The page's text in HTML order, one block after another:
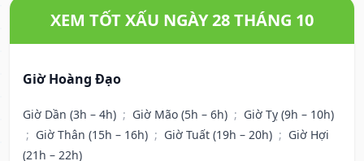
XEM TỐT XẤU NGÀY 28 THÁNG 10
Giờ Hoàng Đạo
Giờ Dần (3h – 4h) ; Giờ Mão (5h – 6h) ; Giờ Tỵ (9h – 10h)
; Giờ Thân (15h – 16h) ; Giờ Tuất (19h – 20h) ; Giờ Hợi
(21h – 22h)